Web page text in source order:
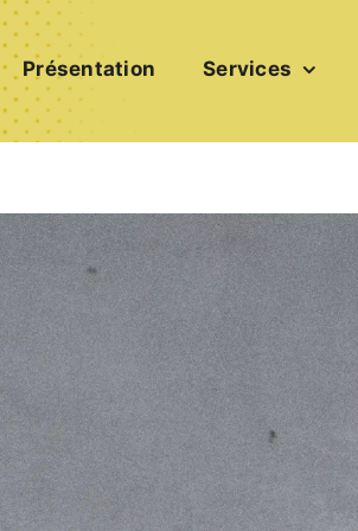
Présentation Services